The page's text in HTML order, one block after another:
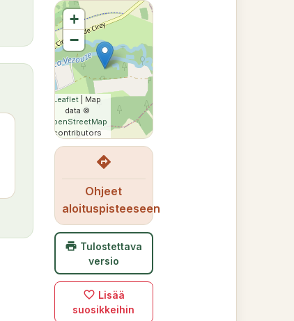
+
−
Leaflet | Map
data ©
OpenStreetMap
contributors
directions
Ohjeet
aloituspisteeseen
print Tulostettava
versio
favorite_border Lisää
suosikkeihin